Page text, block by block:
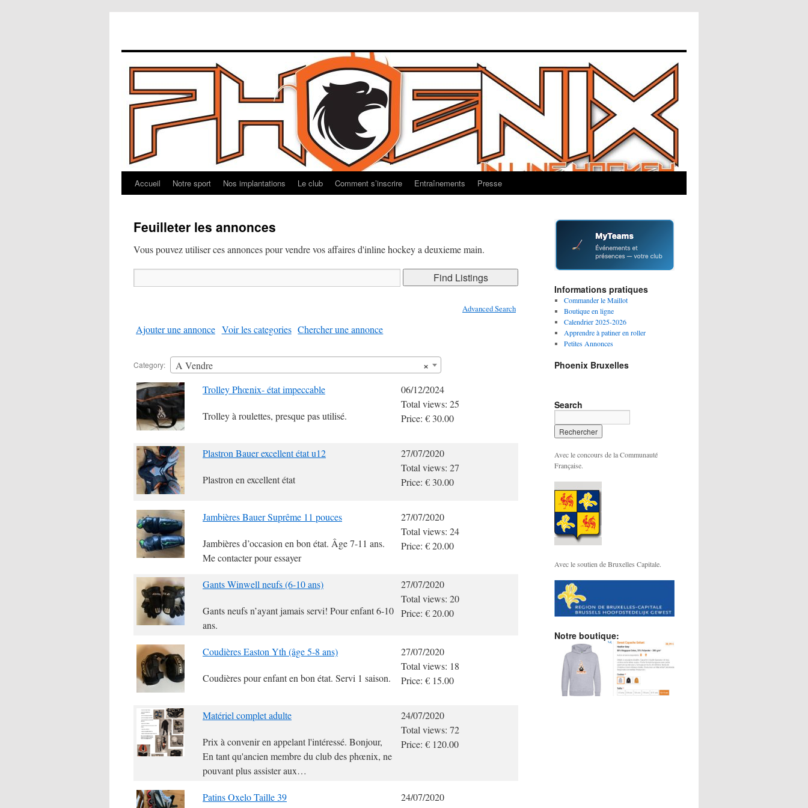
Aller
contenu
Accueil Notre sport Nos implantations Le club Comment s’inscrire Entraînements Presse
Feuilleter les annonces
Vous pouvez utiliser ces annonces pour vendre vos affaires d'inline hockey a deuxieme main.
for:
Advanced Search
Ajouter une annonce Voir les categories Chercher une annonce
Category: ×
A Vendre
Trolley Phœnix- état impeccable
Trolley à roulettes, presque pas utilisé.
06/12/2024
Total views: 25
Price: € 30.00
Plastron Bauer excellent état u12
Plastron en excellent état
27/07/2020
Total views: 27
Price: € 30.00
Jambières Bauer Suprême 11 pouces
Jambières d’occasion en bon état. Âge 7-11 ans.
Me contacter pour essayer
27/07/2020
Total views: 24
Price: € 20.00
Gants Winwell neufs (6-10 ans)
Gants neufs n’ayant jamais servi! Pour enfant 6-10
ans.
27/07/2020
Total views: 20
Price: € 20.00
Coudières Easton Yth (âge 5-8 ans)
Coudières pour enfant en bon état. Servi 1 saison.
27/07/2020
Total views: 18
Price: € 15.00
Matériel complet adulte
Prix à convenir en appelant l'intéressé. Bonjour,
En tant qu'ancien membre du club des phœnix, ne
pouvant plus assister aux…
24/07/2020
Total views: 72
Price: € 120.00
Patins Oxelo Taille 39
24/07/2020
Informations pratiques
Commander le Maillot
Boutique en ligne
Calendrier 2025-2026
Apprendre à patiner en roller
Petites Annonces
Phoenix Bruxelles
Search
Avec le concours de la Communauté
Française.
Avec le soutien de Bruxelles Capitale.
Notre boutique: